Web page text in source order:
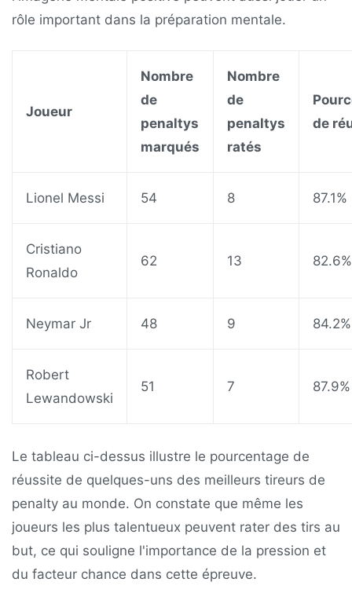
rôle important dans la préparation mentale.
Joueur
Nombre
de
penaltys
marqués
Nombre
de
penaltys
ratés
de
Lionel Messi 54 8 87.1%
Cristiano
Ronaldo
62 13 82.6%
Neymar Jr 48 9 84.2%
Robert
Lewandowski
51 7 87.9%
Le tableau ci-dessus illustre le pourcentage de
réussite de quelques-uns des meilleurs tireurs de
penalty au monde. On constate que même les
joueurs les plus talentueux peuvent rater des tirs au
but, ce qui souligne l'importance de la pression et
du facteur chance dans cette épreuve.